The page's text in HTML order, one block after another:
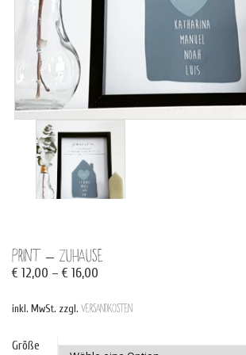
Print – Zuhause
€ 12,00 – € 16,00
inkl. MwSt. zzgl. Versandkosten
Größe